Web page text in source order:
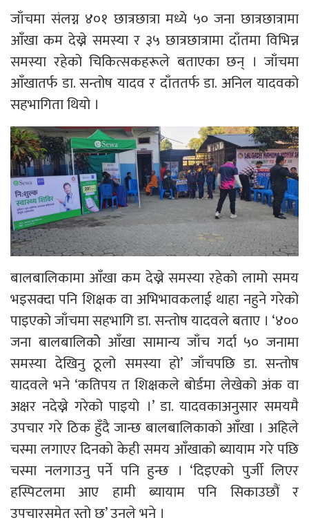
जाँचमा संलग्न ४०१ छात्रछात्रा मध्ये ५० जना छात्रछात्रामा
आँखा कम देख्ने समस्या र ३५ छात्रछात्रामा दाँतमा विभिन्न
समस्या रहेको चिकित्सकहरूले बताएका छन् । जाँचमा
आँखातर्फ डा. सन्तोष यादव र दाँततर्फ डा. अनिल यादवको
सहभागिता थियो ।
बालबालिकामा आँखा कम देख्ने समस्या रहेको लामो समय
भइसक्दा पनि शिक्षक वा अभिभावकलाई थाहा नहुने गरेको
पाइएको जाँचमा सहभागि डा. सन्तोष यादवले बताए । ‘४००
जना बालबालिकोे आँखा सामान्य जाँच गर्दा ५० जनामा
समस्या देखिनु ठूलो समस्या हो’ जाँचपछि डा. सन्तोष
यादवले भने ‘कतिपय त शिक्षकले बोर्डमा लेखेको अंक वा
अक्षर नदेख्ने गरेको पाइयो ।’ डा. यादवकाअनुसार समयमै
उपचार गरे ठिक हुँदै जान्छ बालबालिकाको आँखा । अहिले
चस्मा लगाएर दिनको केही समय आँखाको ब्यायाम गरे पछि
चस्मा नलगाउनु पर्ने पनि हुन्छ । ‘दिइएको पुर्जी लिएर
हस्पिटलमा आए हामी ब्यायाम पनि सिकाउछौं र
उपचारसमेत स्तो छ’ उनले भने ।